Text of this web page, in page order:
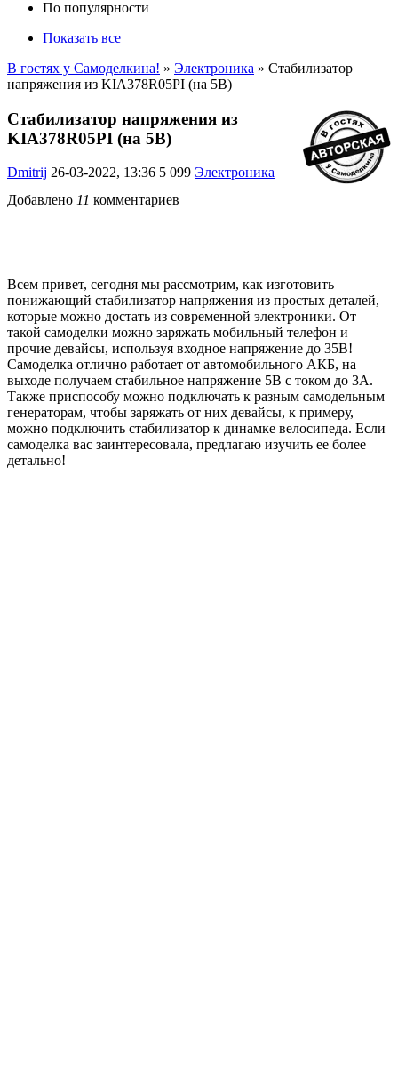
По популярности
Показать все
В гостях у Самоделкина! » Электроника » Стабилизатор
напряжения из KIA378R05PI (на 5В)
Стабилизатор напряжения из
KIA378R05PI (на 5В)
Dmitrij 26-03-2022, 13:36 5 099 Электроника
Добавлено 11 комментариев
Всем привет, сегодня мы рассмотрим, как изготовить
понижающий стабилизатор напряжения из простых деталей,
которые можно достать из современной электроники. От
такой самоделки можно заряжать мобильный телефон и
прочие девайсы, используя входное напряжение до 35В!
Самоделка отлично работает от автомобильного АКБ, на
выходе получаем стабильное напряжение 5В с током до 3А.
Также приспособу можно подключать к разным самодельным
генераторам, чтобы заряжать от них девайсы, к примеру,
можно подключить стабилизатор к динамке велосипеда. Если
самоделка вас заинтересовала, предлагаю изучить ее более
детально!